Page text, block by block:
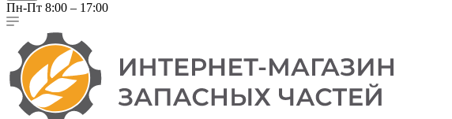
Пн-Пт 8:00 – 17:00